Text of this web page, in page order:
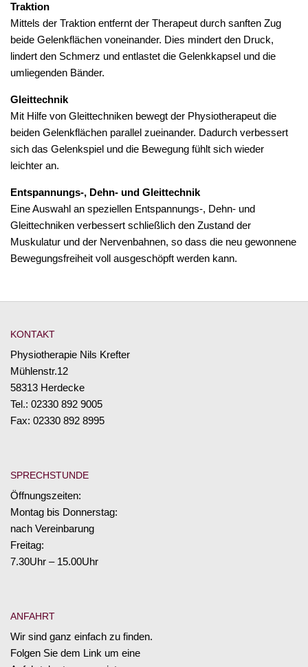
Traktion
Mittels der Traktion entfernt der Therapeut durch sanften Zug
beide Gelenkflächen voneinander. Dies mindert den Druck,
lindert den Schmerz und entlastet die Gelenkkapsel und die
umliegenden Bänder.
Gleittechnik
Mit Hilfe von Gleittechniken bewegt der Physiotherapeut die
beiden Gelenkflächen parallel zueinander. Dadurch verbessert
sich das Gelenkspiel und die Bewegung fühlt sich wieder
leichter an.
Entspannungs-, Dehn- und Gleittechnik
Eine Auswahl an speziellen Entspannungs-, Dehn- und
Gleittechniken verbessert schließlich den Zustand der
Muskulatur und der Nervenbahnen, so dass die neu gewonnene
Bewegungsfreiheit voll ausgeschöpft werden kann.
KONTAKT
Physiotherapie Nils Krefter
Mühlenstr.12
58313 Herdecke
Tel.: 02330 892 9005
Fax: 02330 892 8995
SPRECHSTUNDE
Öffnungszeiten:
Montag bis Donnerstag:
nach Vereinbarung
Freitag:
7.30Uhr – 15.00Uhr
ANFAHRT
Wir sind ganz einfach zu finden.
Folgen Sie dem Link um eine